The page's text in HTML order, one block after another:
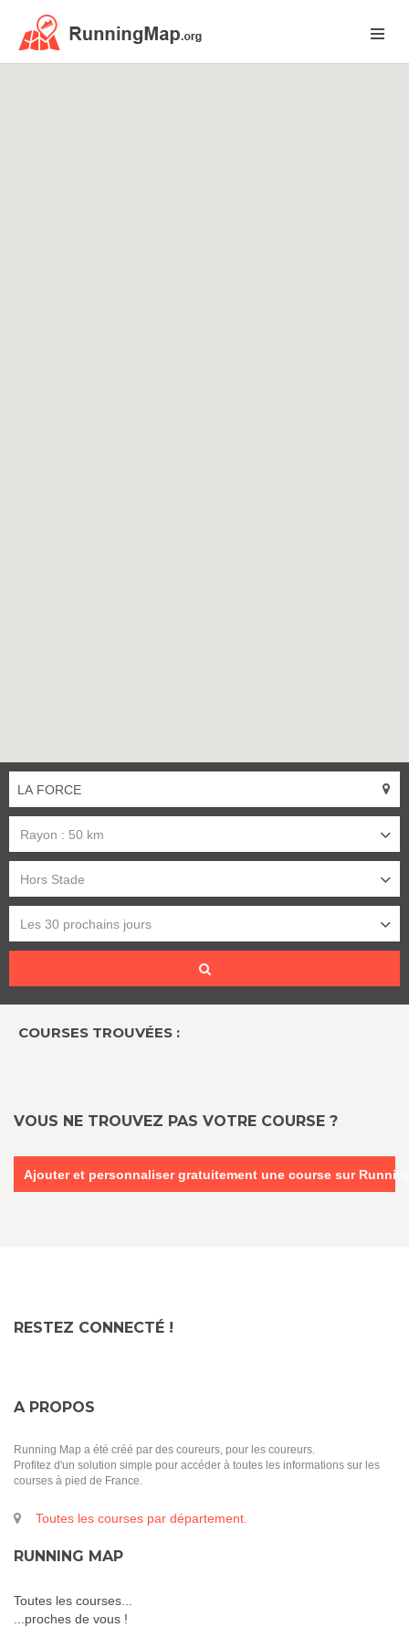
Rayon : 50 km
Hors Stade
Les 30 prochains jours
COURSES TROUVÉES :
VOUS NE TROUVEZ PAS VOTRE COURSE ?
Ajouter et personnaliser gratuitement une course sur
RESTEZ CONNECTÉ !
A PROPOS
Running Map a été créé par des coureurs, pour les coureurs.
Profitez d'un solution simple pour accéder à toutes les informations sur les
courses à pied de France.
Toutes les courses par département.
RUNNING MAP
Toutes les courses...
...proches de vous !